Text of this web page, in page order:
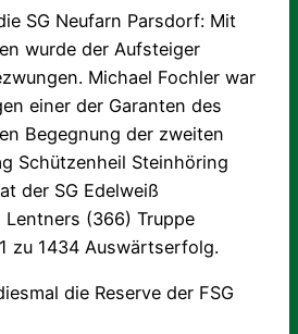
SG Neufarn Parsdorf: Mit
wurde der Aufsteiger
Michael Fochler war
einer der Garanten des
Begegnung der zweiten
Schützenheil Steinhöring
der SG Edelweiß
Lentners (366) Truppe
zu 1434 Auswärtserfolg.
die Reserve der FSG